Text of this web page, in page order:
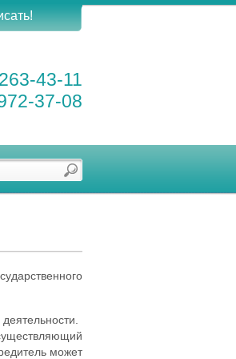
43-11
37-08
может